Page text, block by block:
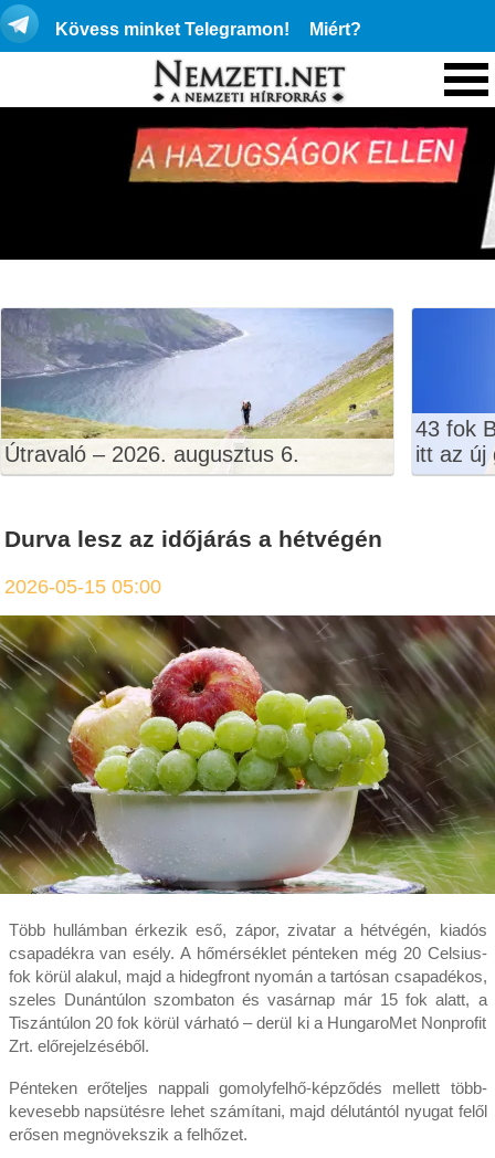
Kövess minket Telegramon! Miért?
Útravaló – 2026. augusztus 6.
43 fok
itt az új
Durva lesz az időjárás a hétvégén
2026-05-15 05:00
Több hullámban érkezik eső, zápor, zivatar a hétvégén, kiadós
csapadékra van esély. A hőmérséklet pénteken még 20 Celsius-
fok körül alakul, majd a hidegfront nyomán a tartósan csapadékos,
szeles Dunántúlon szombaton és vasárnap már 15 fok alatt, a
Tiszántúlon 20 fok körül várható – derül ki a HungaroMet Nonprofit
Zrt. előrejelzéséből.
Pénteken erőteljes nappali gomolyfelhő-képződés mellett több-
kevesebb napsütésre lehet számítani, majd délutántól nyugat felől
erősen megnövekszik a felhőzet.